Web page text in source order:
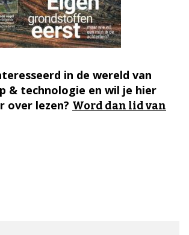
in de wereld van
& technologie en wil je hier
over lezen? Word dan lid van